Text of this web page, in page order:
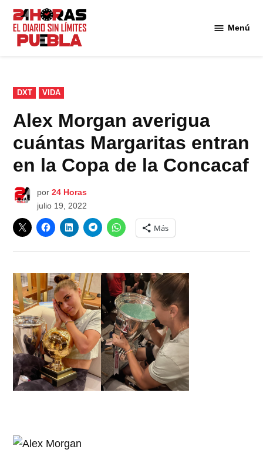
Saltar
contenido
Menú
PUBLICADO
EN
DXT VIDA
Alex Morgan averigua
cuántas Margaritas entran
en la Copa de la Concacaf
por 24 Horas
julio 19, 2022
Más